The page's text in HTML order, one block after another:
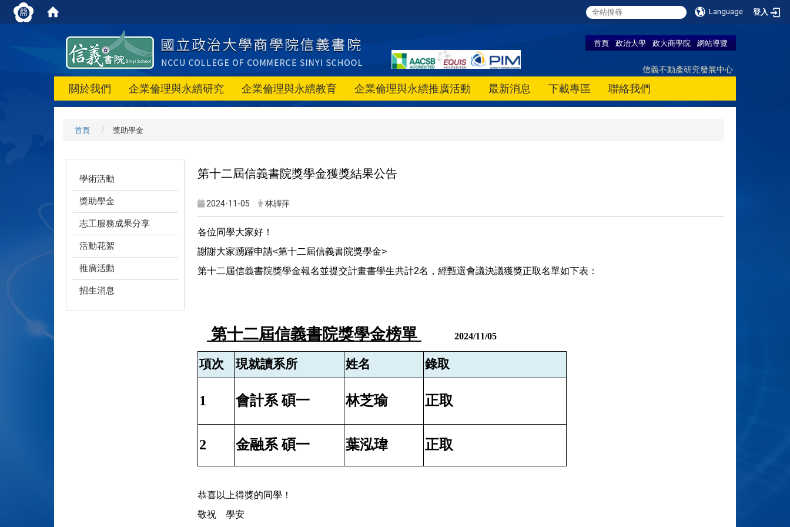
Language 登入
首頁 政治大學 政大商學院 網站導覽
信義不動產研究發展中心
關於我們 企業倫理與永續研究 企業倫理與永續教育 企業倫理與永續推廣活動 最新消息 下載專區 聯絡我們
首頁 獎助學金
學術活動
獎助學金
志工服務成果分享
活動花絮
推廣活動
招生消息
第十二屆信義書院獎學金獲獎結果公告
2024-11-05 林韡萍
各位同學大家好！
謝謝大家踴躍申請<第十二屆信義書院獎學金>
第十二屆信義書院獎學金報名並提交計畫書學生共計2名，經甄選會議決議獲獎正取名單如下表：
第十二屆信義書院獎學金榜單 2024/11/05
項次 現就讀系所 姓名 錄取
1 會計系 碩一 林芝瑜 正取
2 金融系 碩一 葉泓瑋 正取
恭喜以上得獎的同學！
敬祝 學安